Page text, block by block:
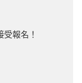
報名！